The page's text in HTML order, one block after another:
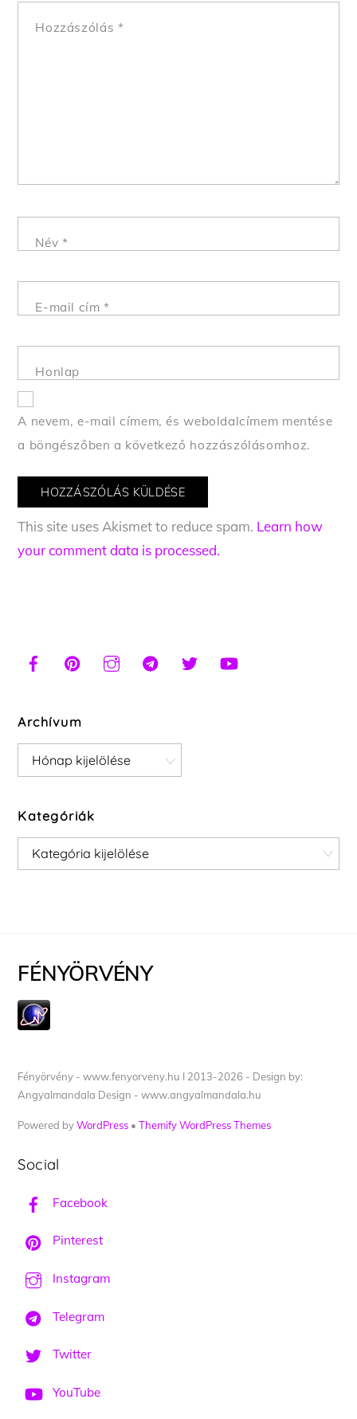
Hozzászólás *
Név *
E-mail cím*
Honlap
A nevem, e-mail címem, és weboldalcímem mentése
a böngészőben a következő hozzászólásomhoz.
This site uses Akismet to reduce spam. Learn how
your comment data is processed.
Archívum
Archívum
Kategóriák
Kategóriák
FÉNYÖRVÉNY
Fényörvény - www.fenyorveny.hu I 2013-2026 - Design by:
Angyalmandala Design - www.angyalmandala.hu
Powered byWordPress •Themify WordPress Themes
Social
Facebook
Pinterest
Instagram
Telegram
Twitter
YouTube